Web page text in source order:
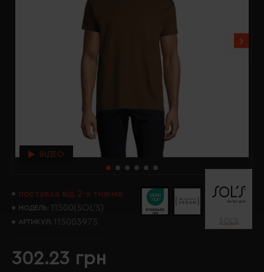
ВІДЕО
поставка від 2-х тижнів
МОДЕЛЬ: 11500(SOL’S)
АРТИКУЛ: 11500397S SOL’S
302.23 грн